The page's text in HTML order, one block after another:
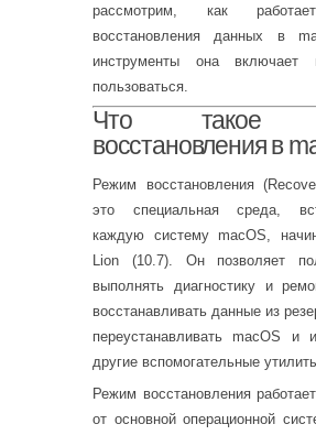
рассмотрим, как
восстановления данных в
инструменты она
пользоваться.
Что такое
восстановления в
Режим восстановления
это специальная среда,
каждую систему macOS,
Lion (10.7). Он позволяет
выполнять диагностику и
восстанавливать данные из
переустанавливать macOS и
другие вспомогательные
Режим восстановления
от основной операционной